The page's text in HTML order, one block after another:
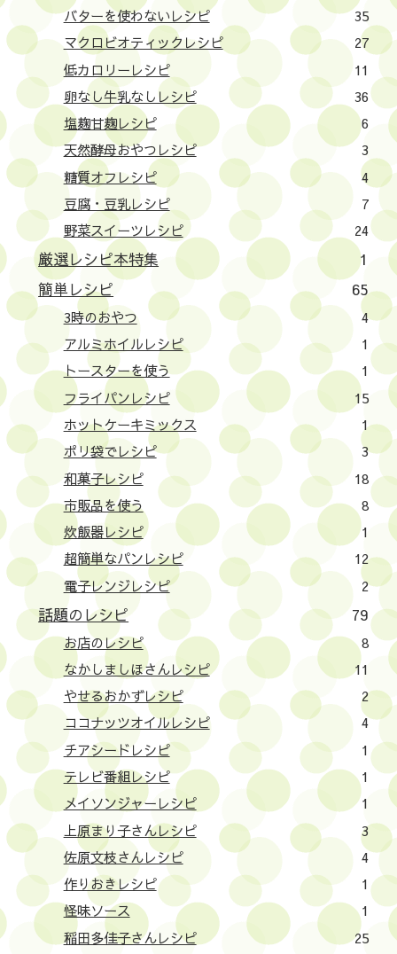
バターを使わないレシピ
35
マクロビオティックレシピ
27
低カロリーレシピ
11
卵なし牛乳なしレシピ
36
塩麹甘麹レシピ
6
天然酵母おやつレシピ
3
糖質オフレシピ
4
豆腐・豆乳レシピ
7
野菜スイーツレシピ
24
厳選レシピ本特集
1
簡単レシピ
65
3時のおやつ
4
アルミホイルレシピ
1
トースターを使う
1
フライパンレシピ
15
ホットケーキミックス
1
ポリ袋でレシピ
3
和菓子レシピ
18
市販品を使う
8
炊飯器レシピ
1
超簡単なパンレシピ
12
電子レンジレシピ
2
話題のレシピ 79
お店のレシピ
8
なかしましほさんレシピ
11
やせるおかずレシピ
2
ココナッツオイルレシピ
4
チアシードレシピ
1
テレビ番組レシピ
1
メイソンジャーレシピ
1
上原まり子さんレシピ
3
佐原文枝さんレシピ
4
作りおきレシピ
1
怪味ソース
1
稲田多佳子さんレシピ
25